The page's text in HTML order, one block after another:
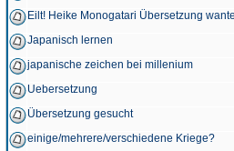
Eilt! Heike Monogatari Übersetzung
Japanisch lernen
japanische zeichen bei millenium
Uebersetzung
Übersetzung gesucht
einige/mehrere/verschiedene Kriege?